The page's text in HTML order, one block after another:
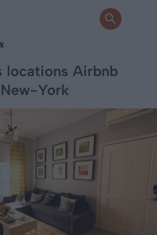
locations Airbnb
York